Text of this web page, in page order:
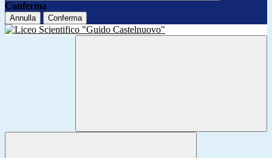
Conferma
Annulla Conferma